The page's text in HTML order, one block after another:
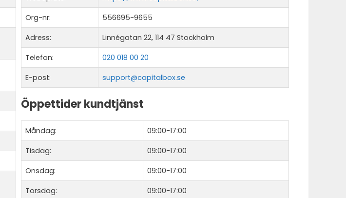
Org-nr: 556695-9655
Adress: Linnégatan 22, 114 47 Stockholm
Telefon: 020 018 00 20
E-post: support@capitalbox.se
Öppettider kundtjänst
Måndag: 09:00-17:00
Tisdag: 09:00-17:00
Onsdag: 09:00-17:00
Torsdag: 09:00-17:00